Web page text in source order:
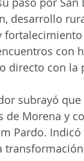
desarrollo
con
directo con la
subrayó
de Morena y
Pardo.